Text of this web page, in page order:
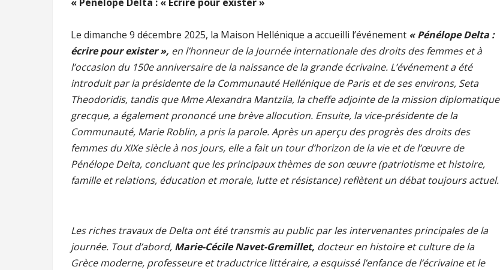
Le dimanche 9 décembre 2025, la Maison Hellénique a accueilli l’événement « Pénélope Delta :
écrire pour exister », en l’honneur de la Journée internationale des droits des femmes et à
l’occasion du 150e anniversaire de la naissance de la grande écrivaine. L’événement a été
introduit par la présidente de la Communauté Hellénique de Paris et de ses environs, Seta
Theodoridis, tandis que Mme Alexandra Mantzila, la cheffe adjointe de la mission diplomatique
grecque, a également prononcé une brève allocution. Ensuite, la vice-présidente de la
Communauté, Marie Roblin, a pris la parole. Après un aperçu des progrès des droits des
femmes du XIXe siècle à nos jours, elle a fait un tour d’horizon de la vie et de l’œuvre de
Pénélope Delta, concluant que les principaux thèmes de son œuvre (patriotisme et histoire,
famille et relations, éducation et morale, lutte et résistance) reflètent un débat toujours actuel.
Les riches travaux de Delta ont été transmis au public par les intervenantes principales de la
journée. Tout d’abord, Marie-Cécile Navet-Gremillet, docteur en histoire et culture de la
Grèce moderne, professeure et traductrice littéraire, a esquissé l’enfance de l’écrivaine et le